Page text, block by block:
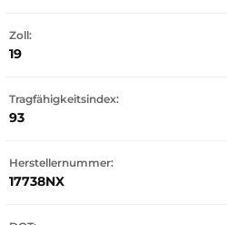
Zoll:
19
Tragfähigkeitsindex:
93
Herstellernummer:
17738NX